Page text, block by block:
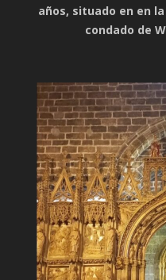
años, situado en en
condado de